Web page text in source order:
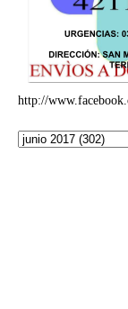
http://